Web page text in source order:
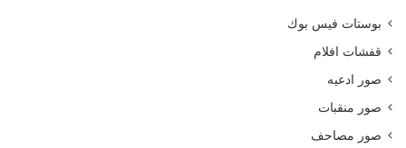
بوستات فيس بوك
قفشات افلام
صور ادعيه
صور منقبات
صور مصاحف